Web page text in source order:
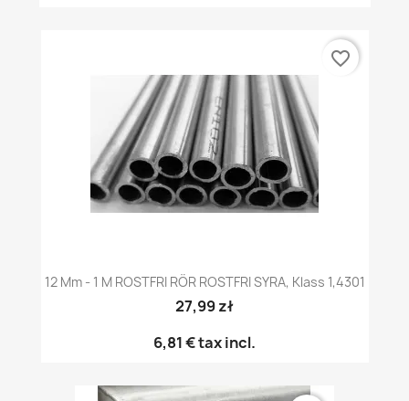
12 Mm - 1 M ROSTFRI RÖR ROSTFRI SYRA, Klass 1,4301
27,99 zł
6,81 €tax incl.
favorite_border